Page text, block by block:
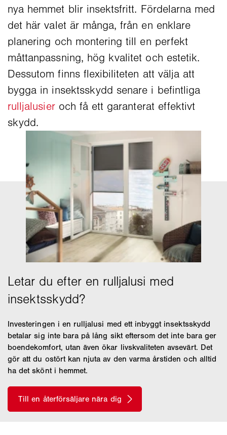
nya hemmet blir insektsfritt. Fördelarna med
det här valet är många, från en enklare
planering och montering till en perfekt
måttanpassning, hög kvalitet och estetik.
Dessutom finns flexibiliteten att välja att
bygga in insektsskydd senare i befintliga
rulljalusieroch få ett garanterat effektivt
skydd.
Investeringen i en rulljalusi med ett inbyggt insektsskydd
betalar sig inte bara på lång sikt eftersom det inte bara ger
boendekomfort, utan även ökar livskvaliteten avsevärt. Det
gör att du ostört kan njuta av den varma årstiden och alltid
ha det skönt i hemmet.